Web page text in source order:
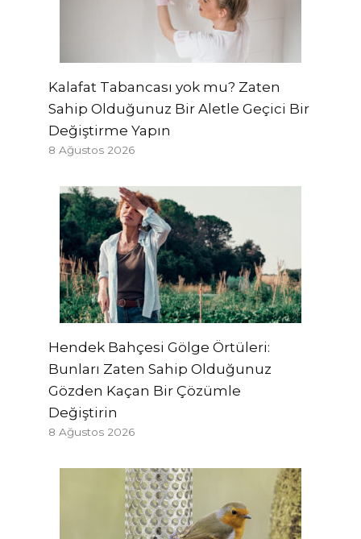
Kalafat Tabancası yok mu? Zaten
Sahip Olduğunuz Bir Aletle Geçici Bir
Değiştirme Yapın
8 Ağustos 2026
Hendek Bahçesi Gölge Örtüleri:
Bunları Zaten Sahip Olduğunuz
Gözden Kaçan Bir Çözümle
Değiştirin
8 Ağustos 2026